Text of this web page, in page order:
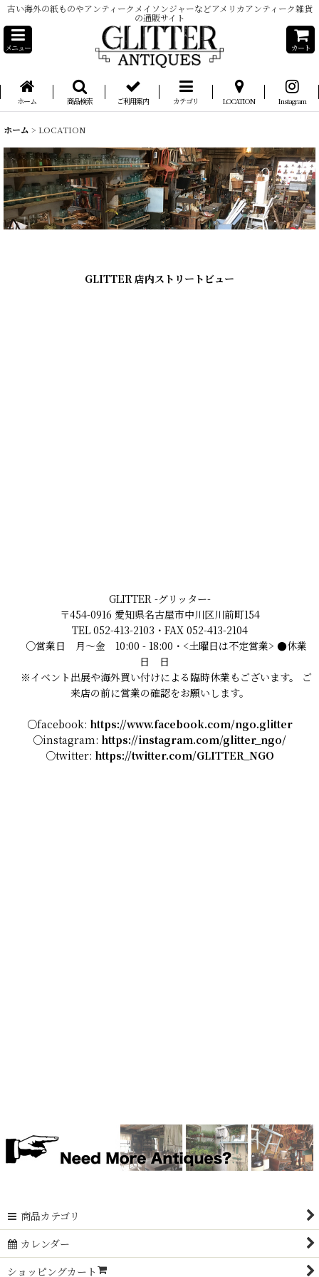
古い海外の紙ものやアンティークメイソンジャーなどアメリカアンティーク雑貨
の通販サイト
メニュー カート
ホーム 商品検索 ご利用案内 カテゴリ LOCATION Instagram
ホーム > LOCATION
GLITTER 店内ストリートビュー
GLITTER -グリッター-
〒454-0916 愛知県名古屋市中川区川前町154
TEL 052-413-2103・FAX 052-413-2104
○営業日 月〜金 10:00 - 18:00・<土曜日は不定営業> ●休業
日 日
※イベント出展や海外買い付けによる臨時休業もございます。 ご
来店の前に営業の確認をお願いします。
○facebook: https://www.facebook.com/ngo.glitter
○instagram: https://instagram.com/glitter_ngo/
○twitter: https://twitter.com/GLITTER_NGO
商品カテゴリ
カレンダー
ショッピングカート